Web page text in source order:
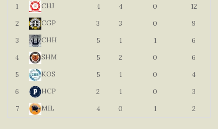
1
CHJ 4 4 0
12
2
CGP 3 3 0
9
3
CHH 5 1 1
6
4
SHM 5 2 0
6
5
KOS 5 1 0
4
6
HCP 2 1 0
3
7
MIL 4 0 1 2